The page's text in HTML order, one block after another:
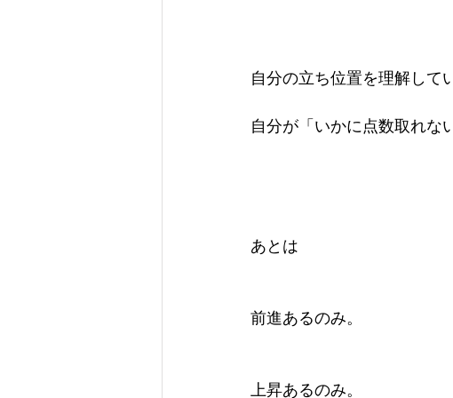
自分の立ち位置を理解して
自分が「いかに点数取れな
あとは
前進あるのみ。
上昇あるのみ。